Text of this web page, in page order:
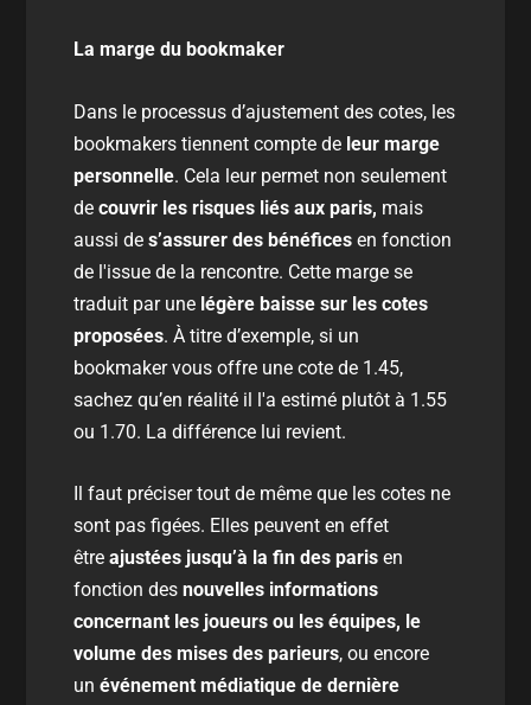
La marge du bookmaker
Dans le processus d’ajustement des cotes, les
bookmakers tiennent compte de leur marge
personnelle. Cela leur permet non seulement
decouvrir les risques liés aux paris, mais
aussi de s’assurer des bénéfices en fonction
de l'issue de la rencontre. Cette marge se
traduit par une légère baisse sur les cotes
proposées. À titre d’exemple, si un
bookmaker vous offre une cote de 1.45,
sachez qu’en réalité il l'a estimé plutôt à 1.55
ou 1.70. La différence lui revient.
Il faut préciser tout de même que les cotes ne
sont pas figées. Elles peuvent en effet
êtreajustées jusqu’à la fin des paris en
fonction desnouvelles informations
concernant les joueurs ou les équipes, le
volume des mises des parieurs, ou encore
un événement médiatique de dernière